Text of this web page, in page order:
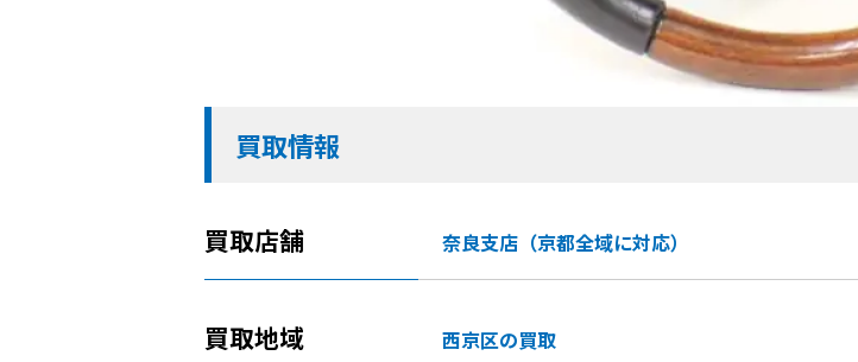
買取情報
買取店舗 奈良支店（京都全域に対応）
買取地域 西京区の買取